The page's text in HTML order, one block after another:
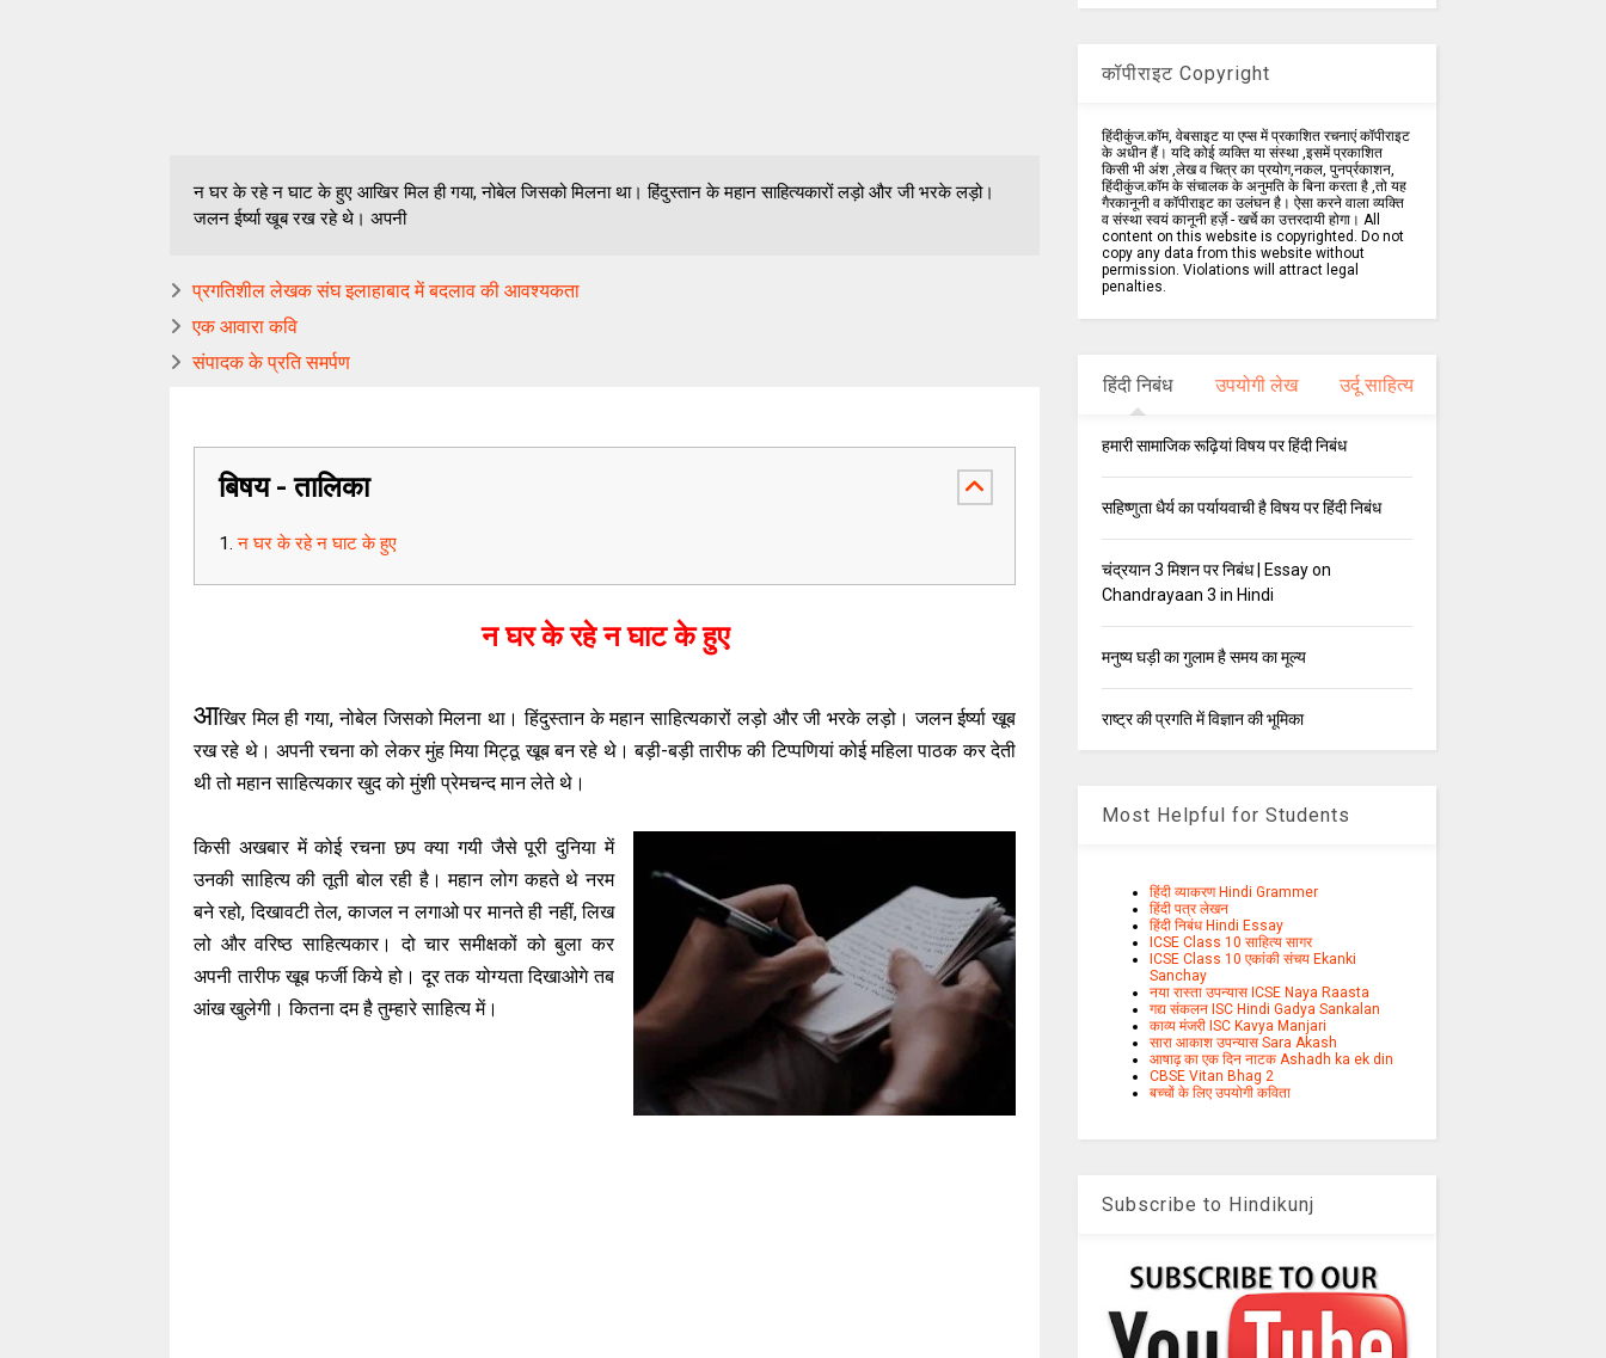
न घर के रहे न घाट के हुए आखिर मिल ही गया, नोबेल जिसको मिलना था। हिंदुस्तान के महान साहित्यकारों लड़ो और जी भरके लड़ो।
जलन ईर्ष्या खूब रख रहे थे। अपनी
प्रगतिशील लेखक संघ इलाहाबाद में बदलाव की आवश्यकता
एक आवारा कवि
संपादक के प्रति समर्पण
बिषय - तालिका
न घर के रहे न घाट के हुए
न घर के रहे न घाट के हुए
आखिर मिल ही गया, नोबेल जिसको मिलना था। हिंदुस्तान के महान साहित्यकारों लड़ो और जी भरके लड़ो। जलन ईर्ष्या खूब
रख रहे थे। अपनी रचना को लेकर मुंह मिया मिट्ठू खूब बन रहे थे। बड़ी-बड़ी तारीफ की टिप्पणियां कोई महिला पाठक कर देती
थी तो महान साहित्यकार खुद को मुंशी प्रेमचन्द मान लेते थे।
किसी अखबार में कोई रचना छप क्या गयी जैसे पूरी दुनिया में
उनकी साहित्य की तूती बोल रही है। महान लोग कहते थे नरम
बने रहो, दिखावटी तेल, काजल न लगाओ पर मानते ही नहीं, लिख
लो और वरिष्ठ साहित्यकार। दो चार समीक्षकों को बुला कर
अपनी तारीफ खूब फर्जी किये हो। दूर तक योग्यता दिखाओगे तब
आंख खुलेगी। कितना दम है तुम्हारे साहित्य में।
कॉपीराइट Copyright
हिंदीकुंज.कॉम, वेबसाइट या एप्स में प्रकाशित रचनाएं कॉपीराइट
के अधीन हैं। यदि कोई व्यक्ति या संस्था ,इसमें प्रकाशित
किसी भी अंश ,लेख व चित्र का प्रयोग,नकल, पुनर्प्रकाशन,
हिंदीकुंज.कॉम के संचालक के अनुमति के बिना करता है ,तो यह
गैरकानूनी व कॉपीराइट का उलंघन है। ऐसा करने वाला व्यक्ति
व संस्था स्वयं कानूनी हर्ज़े - खर्चे का उत्तरदायी होगा। All
content on this website is copyrighted. Do not
copy any data from this website without
permission. Violations will attract legal
penalties.
हिंदी निबंध उपयोगी लेख उर्दू साहित्य
हमारी सामाजिक रूढ़ियां विषय पर हिंदी निबंध
सहिष्णुता धैर्य का पर्यायवाची है विषय पर हिंदी निबंध
चंद्रयान 3 मिशन पर निबंध | Essay on
Chandrayaan 3 in Hindi
मनुष्य घड़ी का गुलाम है समय का मूल्य
राष्ट्र की प्रगति में विज्ञान की भूमिका
Most Helpful for Students
हिंदी व्याकरण Hindi Grammer
हिंदी पत्र लेखन
हिंदी निबंध Hindi Essay
ICSE Class 10 साहित्य सागर
ICSE Class 10 एकांकी संचय Ekanki
Sanchay
नया रास्ता उपन्यास ICSE Naya Raasta
गद्य संकलन ISC Hindi Gadya Sankalan
काव्य मंजरी ISC Kavya Manjari
सारा आकाश उपन्यास Sara Akash
आषाढ़ का एक दिन नाटक Ashadh ka ek din
CBSE Vitan Bhag 2
बच्चों के लिए उपयोगी कविता
Subscribe to Hindikunj